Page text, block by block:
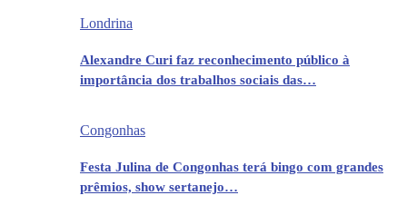
Londrina
Alexandre Curi faz reconhecimento público à
importância dos trabalhos sociais das…
Congonhas
Festa Julina de Congonhas terá bingo com grandes
prêmios, show sertanejo…